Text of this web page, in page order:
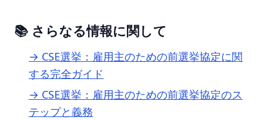
📚 さらなる情報に関して
→ CSE選挙：雇用主のための前選挙協定に関
する完全ガイド
→ CSE選挙：雇用主のための前選挙協定のス
テップと義務